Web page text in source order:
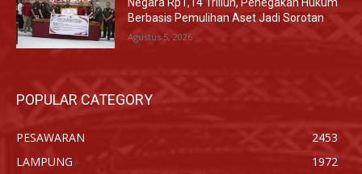
Berbasis Pemulihan Aset Jadi Sorotan
Agustus 5, 2026
POPULAR CATEGORY
PESAWARAN
2453
LAMPUNG
1972